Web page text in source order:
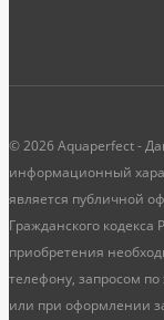
© 2026 Aquaperfect -
информационный
является публичной
Гражданского
приобретения
телефону, запросом
или при оформлении